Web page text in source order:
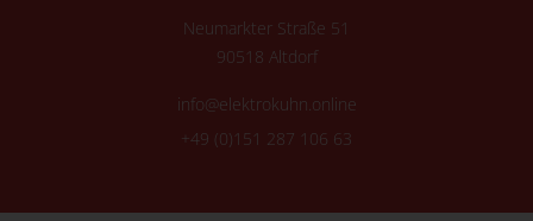
Neumarkter Straße 51
90518 Altdorf
info@elektrokuhn.online
+49 (0)151 287 106 63